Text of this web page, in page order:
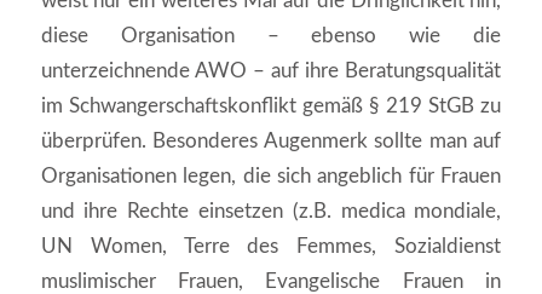
diese Organisation – ebenso wie die
unterzeichnende AWO – auf ihre Beratungsqualität
im Schwangerschaftskonflikt gemäß § 219 StGB zu
überprüfen. Besonderes Augenmerk sollte man auf
Organisationen legen, die sich angeblich für Frauen
und ihre Rechte einsetzen (z.B. medica mondiale,
UN Women, Terre des Femmes, Sozialdienst
muslimischer Frauen, Evangelische Frauen in